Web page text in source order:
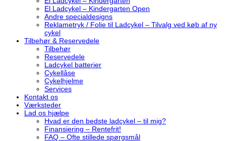
El Ladcykel – Kindergarten Open
Andre specialdesigns
Reklametryk / Folie til Ladcykel – Tilvalg ved køb af ny
cykel
Tilbehør & Reservedele
Tilbehør
Reservedele
Ladcykel batterier
Cykellåse
Cykelhjelme
Services
Kontakt os
Værksteder
Lad os hjælpe
Hvad er den bedste ladcykel – til mig?
Finansiering – Rentefrit!
FAQ – Ofte stillede spørgsmål